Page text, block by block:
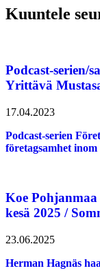
Kuuntele
Podcast-serien/
Yrittävä
17.04.2023
Podcast-serien
företagsamhet
Koe
kesä 2025 /
23.06.2025
Herman Hagnäs